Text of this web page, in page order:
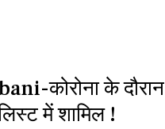
कोरोना के दौरान
में शामिल !